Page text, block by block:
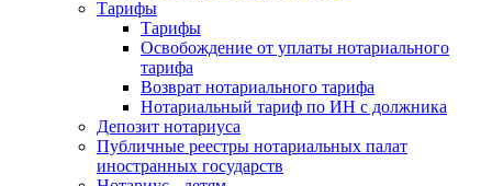
Тарифы
Тарифы
Освобождение от уплаты нотариального
тарифа
Возврат нотариального тарифа
Нотариальный тариф по ИН с должника
Депозит нотариуса
Публичные реестры нотариальных палат
иностранных государств